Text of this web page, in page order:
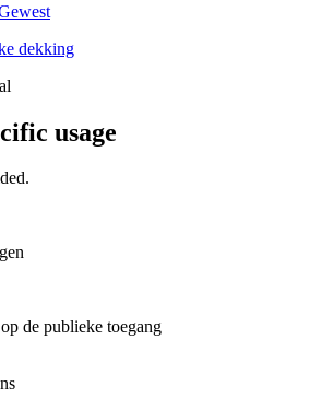
dekking
usage
de publieke toegang